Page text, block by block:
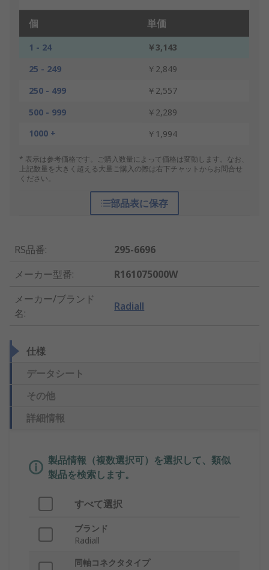
個 単価
1 - 24
￥3,143
25 - 249
￥2,849
250 - 499
￥2,557
500 - 999
￥2,289
1000 +
￥1,994
* 表示は参考価格です。ご購入数量によって価格は変動します。なお、
上記数量を大きく超える大量ご購入の際は右下チャットからお問合せ
ください。
部品表に保存
RS品番:
295-6696
メーカー型番:
R161075000W
メーカー/ブランド
名:
Radiall
仕様
データシート
その他
詳細情報
製品情報（複数選択可）を選択して、類似
製品を検索します。
すべて選択
ブランド
Radiall
同軸コネクタタイプ